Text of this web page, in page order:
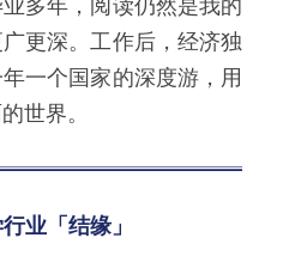
更深。工作后，经济独
一个国家的深度游，用
世界。
业「结缘」